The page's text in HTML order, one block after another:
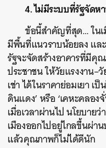
4. ไม่มีระบบที่รัฐจัด
ข้อนี้สำคัญที่สุด… ในเ
มีพื้นที่แนวราบน้อยลง แล
รัฐจะจัดสร้างอาคารที่มีคุ
ประชาชน ให้วัยแรงงาน–
เช่า ได้ในราคาย่อมเยา เ
ดินแดง’หรือ‘เคหะคลอง
เมื่อเวลาผ่านไป นโยบา
เมืองออกไปอยู่ไกลขึ้นผ่าน
แล้วคุณภาพก็ไม่ได้ดีนัก